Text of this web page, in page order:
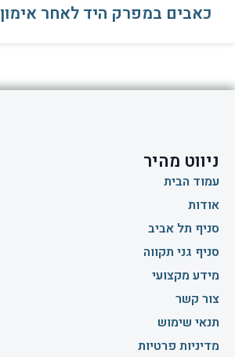
כאבים במפרק היד לאחר אימון
ניווט מהיר
עמוד הבית
אודות
סניף תל אביב
סניף גני תקווה
מידע מקצועי
צור קשר
תנאי שימוש
מדיניות פרטיות